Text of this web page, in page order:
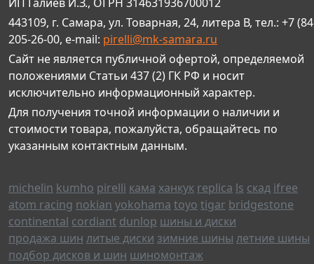
443109, г. Самара, ул. Товарная, 24, литера В, тел.: +7
205-26-00, e-mail: pirelli@mk-samara.ru
Сайт не является публичной офертой, определяемой
положениями Статьи 437 (2) ГК РФ и носит
исключительно информационный характер.
Для получения точной информации о наличии и
стоимости товара, пожалуйста, обращайтесь по
указанным контактным данным.
michelin kumho pirelli кама ханкук replica ls скад ifree
atom racing nokian yokohama toyo tigar bridgestone
continental cordiant dunlop шины и диски
продажа шин литые диски зимние шины летние шины
подбор дисков и шин шиномонтаж